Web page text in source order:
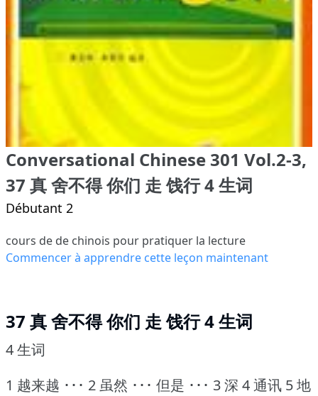
Conversational Chinese 301 Vol.2-3,
37 真 舍不得 你们 走 饯行 4 生词
Débutant 2
cours de de chinois pour pratiquer la lecture
Commencer à apprendre cette leçon maintenant
37 真 舍不得 你们 走 饯行 4 生词
4 生词
1 越来越 ･･･ 2 虽然 ･･･ 但是 ･･･ 3 深 4 通讯 5 地